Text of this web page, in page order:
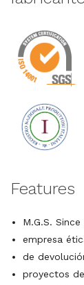
Features
M.G.S. Since
empresa
de
proyectos